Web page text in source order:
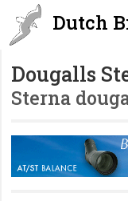
Dutch
Dougalls
Sterna